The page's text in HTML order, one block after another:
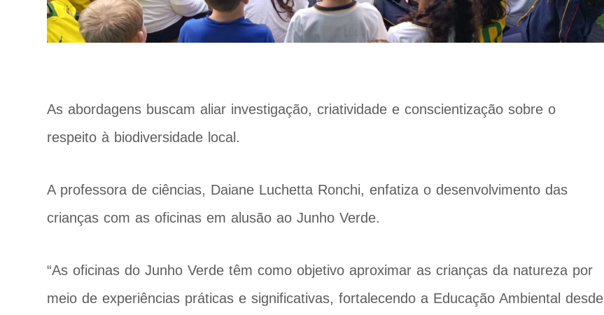
As abordagens buscam aliar investigação, criatividade e conscientização sobre o
respeito à biodiversidade local.
A professora de ciências, Daiane Luchetta Ronchi, enfatiza o desenvolvimento das
crianças com as oficinas em alusão ao Junho Verde.
“As oficinas do Junho Verde têm como objetivo aproximar as crianças da natureza por
meio de experiências práticas e significativas, fortalecendo a Educação Ambiental desde